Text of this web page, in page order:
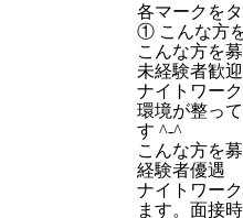
各マークを
① こんな方
こんな方を
未経験者歓迎
ナイトワー
環境が整っ
す ^-^
こんな方を
経験者優遇
ナイトワー
ます。面接